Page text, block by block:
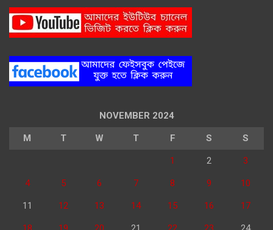
NOVEMBER 2024
M T W T F S S
1 2 3
4 5 6 7 8 9 10
11 12 13 14 15 16 17